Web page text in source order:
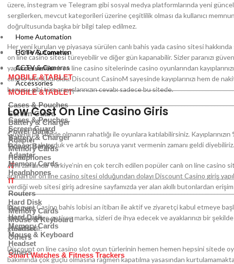
Home Automation
CCTV & Cameras
Accessories
MOBILE &TABLET
Cases & Pouches
Screen Guard
Battery & Charger
Power Banks
Adapter
Memory Cards
Headphones
IT
Routers
Hard Disk
Memory Cards
Mouse & Keyboard
Headset
Others
Smart Watches & Fitness Trackers
Home Automation
CCTV & Cameras
Accessories
MOBILE &TABLET
Cases & Pouches
Screen Guard
Battery & Charger
Power Banks
Adapter
Memory Cards
Headphones
IT
Routers
Hard Disk
Memory Cards
Mouse & Keyboard
Headset
Others
üzere, instegram ve Telegram gibi sosyal medya platformlarında yeni güncel
sergilerken, mevcut kategorileri üzerine çeşitlilik olması da kullanıcı
doğrultusunda başka bir bilgi talep edilmez.
Her yeni kurulan ve piyasaya sürülen canlı bahis yada casino sitesi
on line casino sitesi türeyebilir ve diğer gün kapanabilir. Sizler paranızı
yapmalısınız. Canlı on line casino sitelerinde casino oyunlarından
casino sitesi kuruldu. Discount CasinoM sayesinde kayıplarınızı hem de
bonusu gibi tüm arayışlarınızın cevabı sadece bu sitede.
Low Cost On Line Casino Giris
Güvenli bir sitede olmanın rahatlığı ile oyunlara katılabilirsiniz.
fazla soru alıyorduk ve artık bu soruya yanıt vermenin zamanı geldi diyebiliriz.
Aynı zamanda Türkiye’nin en çok tercih edilen popüler canlı on line casino
aranan bir on line casino sitesi olduğundan dolayı Discount Casino giriş
verdiği web sitesi giriş adresine sayfamızda yer alan akıllı butonlardan
Discount Casino bahis lobisi an itibarı ile aktif ve ziyaretçi kabul etmeye
şekilde yerine getiren marka, sizleri de ihya edecek ve ayaklarınızı bir
güvenilirdir.
Discount on line casino slot oyun türlerinin hemen hemen hepsini sitede
bakımında çok güçlü olmasına rağmen kapatılma yasasından